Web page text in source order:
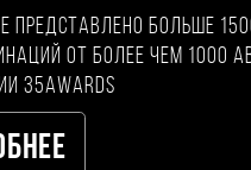
представлено больше
от более чем 1000
35AWARDS